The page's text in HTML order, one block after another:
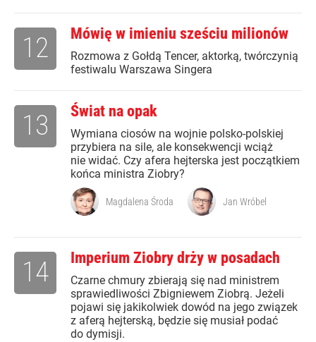
Mówię w imieniu sześciu milionów
Rozmowa z Gołdą Tencer, aktorką, twórczynią
festiwalu Warszawa Singera
12
Świat na opak
Wymiana ciosów na wojnie polsko-polskiej
przybiera na sile, ale konsekwencji wciąż
nie widać. Czy afera hejterska jest początkiem
końca ministra Ziobry?
13
Magdalena Środa Jan Wróbel
Imperium Ziobry drży w posadach
Czarne chmury zbierają się nad ministrem
sprawiedliwości Zbigniewem Ziobrą. Jeżeli
pojawi się jakikolwiek dowód na jego związek
z aferą hejterską, będzie się musiał podać
do dymisji.
14